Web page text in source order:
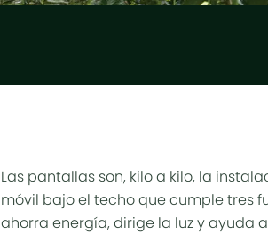
Las pantallas son, kilo a kilo, la
móvil bajo el techo que cumple tres
ahorra energía, dirige la luz y ayuda